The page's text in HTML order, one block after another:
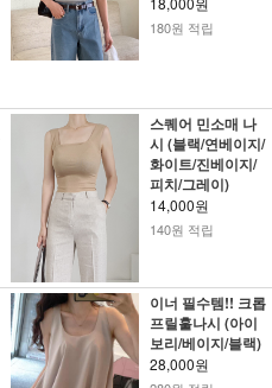
180원 적립
스퀘어 민소매 나
시 (블랙/연베이지/
화이트/진베이지/
피치/그레이)
14,000원
140원 적립
이너 필수템!! 크롭
프릴훌나시 (아이
보리/베이지/블랙)
28,000원